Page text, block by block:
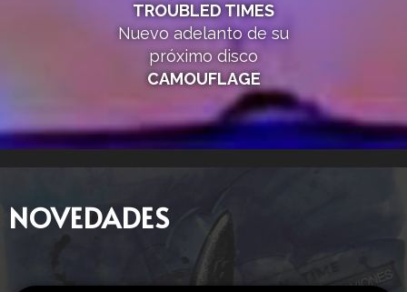
TROUBLED TIMES
Nuevo adelanto de su
próximo disco
CAMOUFLAGE
NOVEDADES